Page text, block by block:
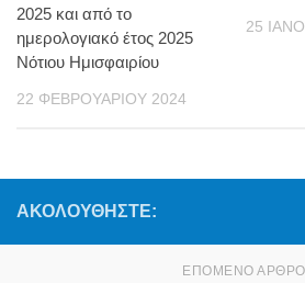
2025 και από το
ημερολογιακό έτος 2025
Νότιου Ημισφαιρίου
22 ΦΕΒΡΟΥΑΡΊΟΥ 2024
25
ΑΚΟΛΟΥΘΉΣΤΕ:
ΕΠΌΜΕΝΟ ΆΡΘΡΟ